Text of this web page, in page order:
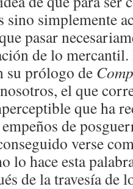
simplemente
pasar
de lo mercantil.
su prólogo de
el que
que ha
de
verse
lo hace esta
de la travesía de